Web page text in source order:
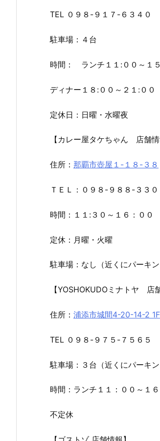
TEL ０９８-９１７-６３４０
駐車場：４台
時間： ランチ１１:００～１５
ディナー１８:００～２１:００
定休日：日曜・水曜夜
【カレー屋タケちゃん 店舗情
住所： 那覇市壺屋１-１８-３８
ＴＥＬ：０９８-９８８-３３０
時間：１１:３０～１６：０
定休：月曜・火曜
駐車場：なし（近くにパーキン
【YOSHOKUDOミナトヤ 店
住所： 浦添市城間4-20-14-2 1F
TEL ０９８-９７５-７５６５
駐車場：３台（近くにパーキン
時間：ランチ１１：００～１
不定休